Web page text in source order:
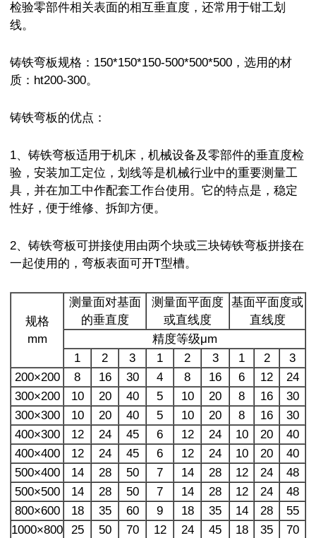
检验零部件相关表面的相互垂直度，还常用于钳工划
线。
铸铁弯板规格：150*150*150-500*500*500，选用的材
质：ht200-300。
铸铁弯板的优点：
1、铸铁弯板适用于机床，机械设备及零部件的垂直度检
验，安装加工定位，划线等是机械行业中的重要测量工
具，并在加工中作配套工作台使用。它的特点是，稳定
性好，便于维修、拆卸方便。
2、铸铁弯板可拼接使用由两个块或三块铸铁弯板拼接在
一起使用的，弯板表面可开T型槽。
规格
mm
测量面对基面
的垂直度
测量面平面度
或直线度
基面平面度或
直线度
精度等级μm
1
2 3 1 2 3 1 2
3
200×200
8 16 30 4 8 16 6 12
24
300×200
10 20 40 5 10 20 8 16
30
300×300
10 20 40 5 10 20 8 16
30
400×300
12 24 45 6 12 24 10 20
40
400×400
12 24 45 6 12 24 10 20
40
500×400
14 28 50 7 14 28 12 24
48
500×500
14 28 50 7 14 28 12 24
48
800×600
18 35 60 9 18 35 14 28
55
1000×800
25 50 70 12 24 45 18 35 70